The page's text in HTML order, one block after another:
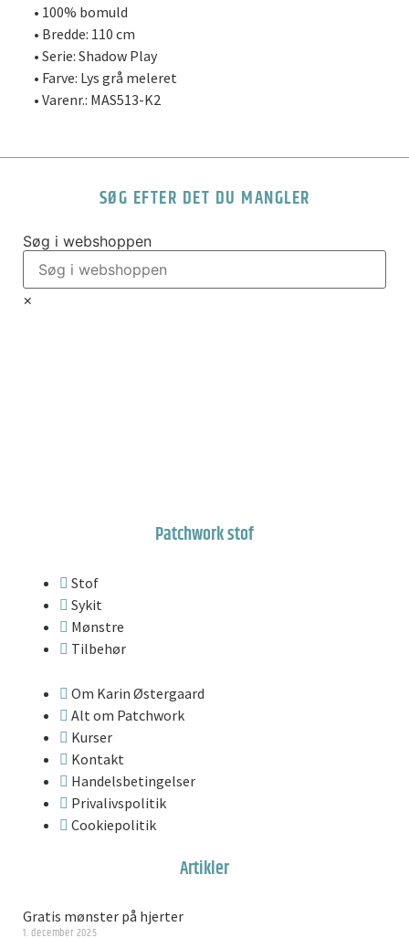
• 100% bomuld
• Bredde: 110 cm
• Serie: Shadow Play
• Farve: Lys grå meleret
• Varenr.: MAS513-K2
SØG EFTER DET DU MANGLER
Søg i webshoppen
×
Patchwork stof
Stof
Sykit
Mønstre
Tilbehør
Om Karin Østergaard
Alt om Patchwork
Kurser
Kontakt
Handelsbetingelser
Privalivspolitik
Cookiepolitik
Artikler
Gratis mønster på hjerter
1. december 2025